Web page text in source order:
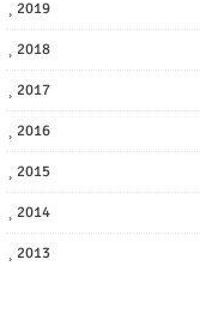
2019
2018
2017
2016
2015
2014
2013